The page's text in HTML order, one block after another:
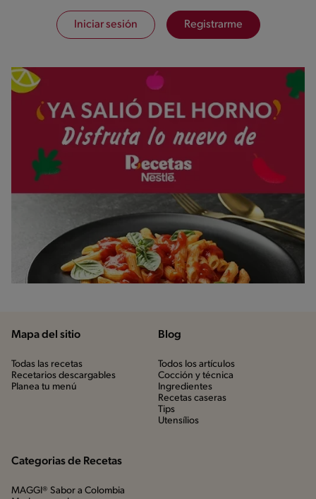
Iniciar sesión Registrarme
Mapa del sitio
Todas las recetas
Recetarios descargables
Planea tu menú
Blog
Todos los artículos
Cocción y técnica
Ingredientes
Recetas caseras
Tips
Utensílios
Categorias de Recetas
MAGGI® Sabor a Colombia